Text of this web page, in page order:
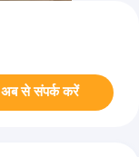
अब से संपर्क करें